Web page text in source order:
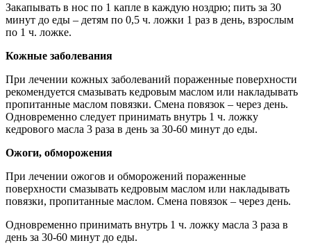
Закапывать в нос по 1 капле в каждую ноздрю; пить за 30
минут до еды – детям по 0,5 ч. ложки 1 раз в день, взрослым
по 1 ч. ложке.
Кожные заболевания
При лечении кожных заболеваний пораженные поверхности
рекомендуется смазывать кедровым маслом или накладывать
пропитанные маслом повязки. Смена повязок – через день.
Одновременно следует принимать внутрь 1 ч. ложку
кедрового масла 3 раза в день за 30-60 минут до еды.
Ожоги, обморожения
При лечении ожогов и обморожений пораженные
поверхности смазывать кедровым маслом или накладывать
повязки, пропитанные маслом. Смена повязок – через день.
Одновременно принимать внутрь 1 ч. ложку масла 3 раза в
день за 30-60 минут до еды.